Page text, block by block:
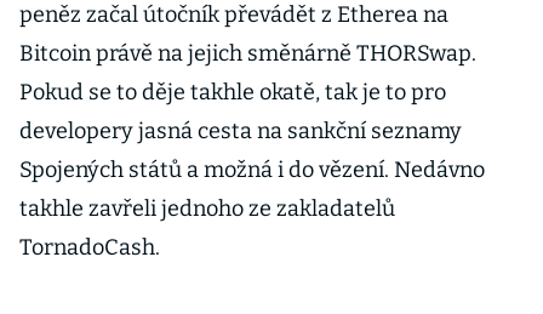
peněz začal útočník převádět z Etherea na
Bitcoin právě na jejich směnárně THORSwap.
Pokud se to děje takhle okatě, tak je to pro
developery jasná cesta na sankční seznamy
Spojených států a možná i do vězení. Nedávno
takhle zavřeli jednoho ze zakladatelů
TornadoCash.